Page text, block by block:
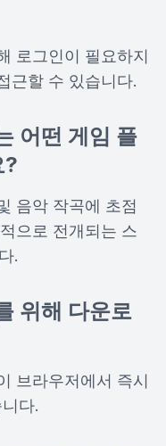
로그인이 필요하지
근할 수 있습니다.
어떤 게임 플
?
음악 작곡에 초점
으로 전개되는 스
.
위해 다운로
브라우저에서 즉시
다.